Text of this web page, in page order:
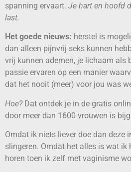
spanning ervaart. Je hart en hoofd
last.
Het goede nieuws: herstel is
dan alleen pijnvrij seks kunnen
vrij kunnen ademen, je lichaam als
passie ervaren op een manier
dat het nooit (meer) voor jou was
Hoe?Dat ontdek je in de gratis
door meer dan 1600 vrouwen is
Omdat ik niets liever doe dan deze
slingeren. Omdat het alles is wat ik
horen toen ik zelf met vaginisme